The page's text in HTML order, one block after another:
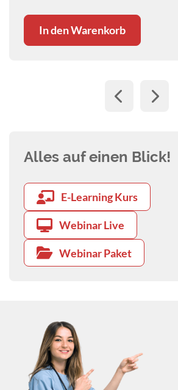
In den Warenkorb
Alles auf einen Blick!
E-Learning Kurs
Webinar Live
Webinar Paket